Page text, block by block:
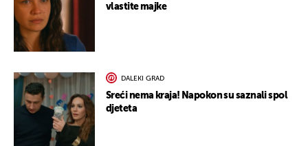
vlastite majke
DALEKI GRAD
Sreći nema kraja! Napokon su saznali spol
djeteta